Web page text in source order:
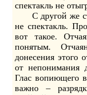
спектакль не
С другой же
не спектакль.
вот такое.
понятым.
донесения этого
от непонимания
Глас вопиющего
важно –